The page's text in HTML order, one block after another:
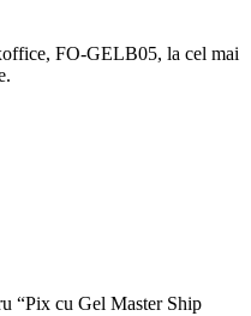
FO-GELB05, la cel mai
“Pix cu Gel Master Ship